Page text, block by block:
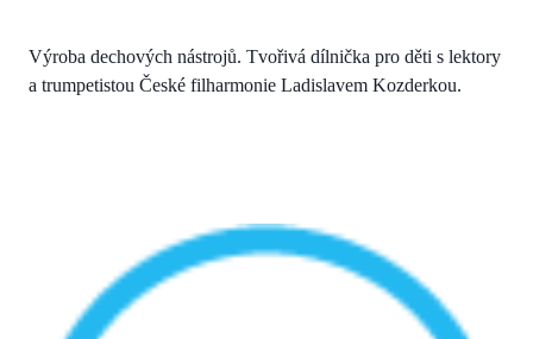
Výroba dechových nástrojů. Tvořivá dílnička pro děti s lektory
a trumpetistou České filharmonie Ladislavem Kozderkou.